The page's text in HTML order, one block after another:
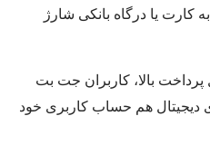
کارت یا درگاه بانکی شارژ
بالا، کاربران جت بت
دیجیتال هم حساب کاربری خود